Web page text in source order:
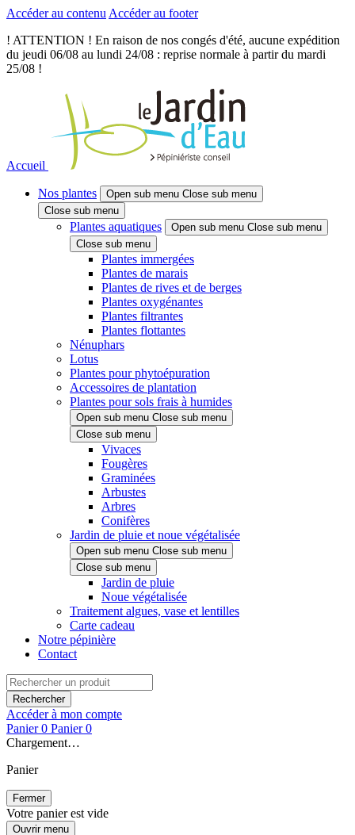
Accéder au contenu Accéder au footer
! ATTENTION ! En raison de nos congés d'été, aucune expédition
du jeudi 06/08 au lundi 24/08 : reprise normale à partir du mardi
25/08 !
Accueil
Nos plantes Open sub menu Close sub menu
Close sub menu
Plantes aquatiques Open sub menu Close sub menu
Close sub menu
Plantes immergées
Plantes de marais
Plantes de rives et de berges
Plantes oxygénantes
Plantes filtrantes
Plantes flottantes
Nénuphars
Lotus
Plantes pour phytoépuration
Accessoires de plantation
Plantes pour sols frais à humides
Open sub menu Close sub menu
Close sub menu
Vivaces
Fougères
Graminées
Arbustes
Arbres
Conifères
Jardin de pluie et noue végétalisée
Open sub menu Close sub menu
Close sub menu
Jardin de pluie
Noue végétalisée
Traitement algues, vase et lentilles
Carte cadeau
Notre pépinière
Contact
Rechercher
Accéder à mon compte
Panier 0 Panier 0
Chargement…
Panier
Fermer
Votre panier est vide
Ouvrir menu